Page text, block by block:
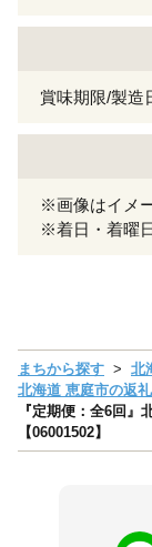
賞味期限/製造
※画像はイメ
※着日・着曜
まちから探す 北
北海道 恵庭市の返
『定期便：全6回』
【06001502】